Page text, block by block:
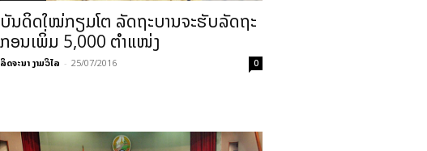
ບັນດິດໃໝ່ກຽມໂຕ ລັດຖະບານຈະຮັບລັດຖະ
ກອນເພິ່ມ 5,000 ຕຳແໜ່ງ
ລິດຈະນາ ງາມວິໄລ - 25/07/2016 0